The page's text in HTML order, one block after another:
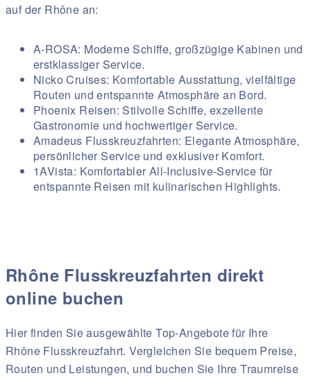
auf der Rhône an:
A-ROSA: Moderne Schiffe, großzügige Kabinen und
erstklassiger Service.
Nicko Cruises: Komfortable Ausstattung, vielfältige
Routen und entspannte Atmosphäre an Bord.
Phoenix Reisen: Stilvolle Schiffe, exzellente
Gastronomie und hochwertiger Service.
Amadeus Flusskreuzfahrten: Elegante Atmosphäre,
persönlicher Service und exklusiver Komfort.
1AVista: Komfortabler All-Inclusive-Service für
entspannte Reisen mit kulinarischen Highlights.
Rhône Flusskreuzfahrten direkt
online buchen
Hier finden Sie ausgewählte Top-Angebote für Ihre
Rhône Flusskreuzfahrt. Vergleichen Sie bequem Preise,
Routen und Leistungen, und buchen Sie Ihre Traumreise